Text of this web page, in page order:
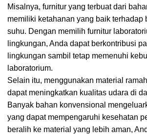
Misalnya, furnitur yang terbuat dari
memiliki ketahanan yang baik terhadap
suhu. Dengan memilih furnitur
lingkungan, Anda dapat berkontribusi
lingkungan sambil tetap memenuhi
laboratorium.
Selain itu, menggunakan material
dapat meningkatkan kualitas udara di
Banyak bahan konvensional
yang dapat mempengaruhi kesehatan
beralih ke material yang lebih aman,